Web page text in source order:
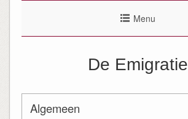
Menu
De Emigratie
Algemeen